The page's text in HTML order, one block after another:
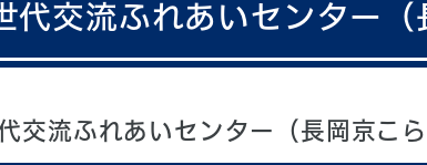
代交流ふれあいセンター（
交流ふれあいセンター（長岡京こ